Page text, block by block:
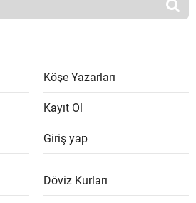
Köşe Yazarları
Kayıt Ol
Giriş yap
Döviz Kurları